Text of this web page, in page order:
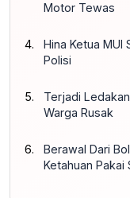
Motor Tewas
Hina Ketua MUI
Polisi
Terjadi
Warga Rusak
Berawal Dari
Ketahuan Pakai